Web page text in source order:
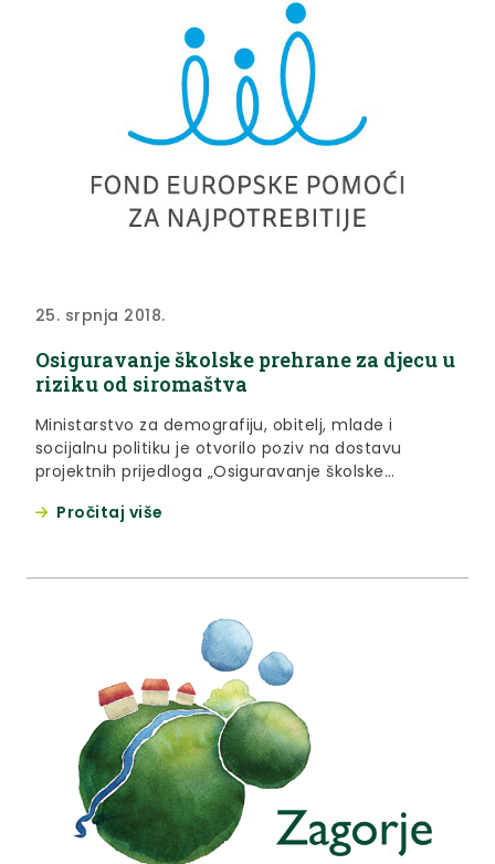
25. srpnja 2018.
Osiguravanje školske prehrane za djecu u
riziku od siromaštva
Ministarstvo za demografiju, obitelj, mlade i
socijalnu politiku je otvorilo poziv na dostavu
projektnih prijedloga „Osiguravanje školske
2018/2019.“, u okviru Fonda europske pomoći za
Pročitaj više